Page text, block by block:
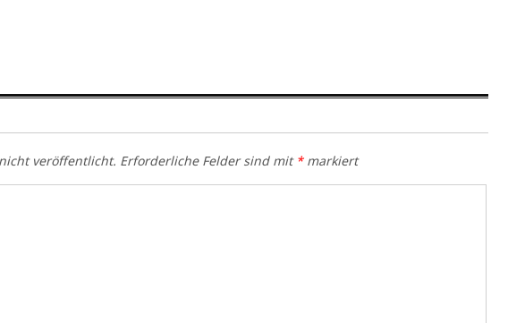
veröffentlicht. Erforderliche Felder sind mit *markiert